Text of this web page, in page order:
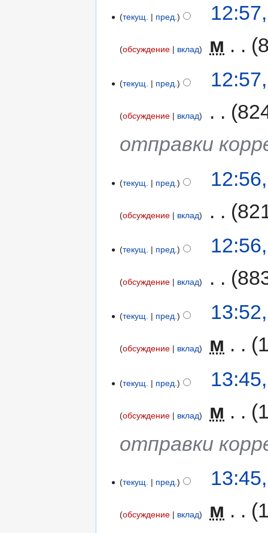
текущ. пред.
обсуждение вклад м
текущ. пред.
обсуждение вклад
отправки
текущ. пред.
обсуждение вклад
текущ. пред.
обсуждение вклад
текущ. пред.
обсуждение вклад м
текущ. пред.
обсуждение вклад м
отправки
текущ. пред.
обсуждение вклад м